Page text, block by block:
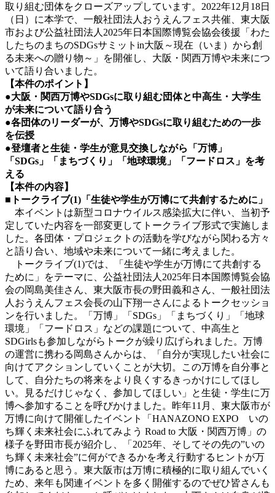
取り組む団体をクローズアップしています。2022年12月18日
（日）に本学で、一般社団法人おうえんフェス共催、東大阪
市および公益社団法人2025年日本国際博覧会協会後援「わた
したちのまちのSDGsサミットin大阪～現在（いま）から創
る未来への贈り物～」を開催し、大阪・関西万博や未来につ
いて語り合いました。
【本件のポイント 】
●大阪・関西万博やSDGsに取り組む団体と中高生・大学生
が未来について語り合う
●各団体のリーダーが、万博やSDGsに取り組むための一歩
を伝授
●登壇者と生徒・学生が意見交換しながら「万博」
「SDGs」「まちづくり」「地球環境」「フードロス」を考
える
【本件の内容】
■トークライブ(1)「生徒や学生が万博にて共創するために」
本イベントは新型コロナウイルス感染拡大に伴い、当初予
定していた内容を一部変更してトークライブ形式で実施しま
した。各団体・プロジェクトの活動を学びながら関わる方々
と語り合い、地域や未来について一緒に考えました。
トークライブ(1)では、「生徒や学生が万博にて共創する
ために」をテーマに、公益社団法人2025年日本国際博覧会協
会の岡島美佳さん、東大阪市長の野田義和さん、一般社団法
人おうえんフェス会長の山下翔一さんによるトークセッショ
ンを行いました。「万博」「SDGs」「まちづくり」「地球
環境」「フードロス」などの課題について、中高生と
SDGirlsも参加しながらトークが繰り広げられました。万博
の運営に携わる岡島さんからは、「自分が実現したい社会に
向けてアクションしていくことが大切。この万博を自分事と
して、自分たちの将来をより良くするきっかけにしてほし
い。見るだけじゃなく、参加してほしい」と生徒・学生に万
博へ参加することを呼びかけました。昨年11月、東大阪市が
万博に向けて開催したイベント「HANAZONO EXPO いの
ち輝く未来社会にふれてみよう Road to 大阪・関西万博」の
様子を野田市長が紹介し、「2025年、そしてその先の”いの
ち輝く未来社会”に何ができるかを考え行動するヒントが万
博にあると思う。東大阪市は万博に積極的に取り組んでいく
ため、来年も関連イベントを多く開催するのでぜひ皆さんも